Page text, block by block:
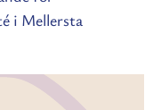
i Mellersta